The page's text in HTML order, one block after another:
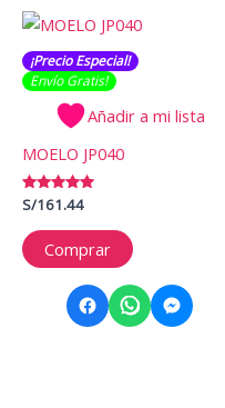
¡Precio Especial!
Envío Gratis​​​!
Añadir a mi lista
MOELO JP040
Valorado
con
5.00
de 5
S/161.44
Comprar